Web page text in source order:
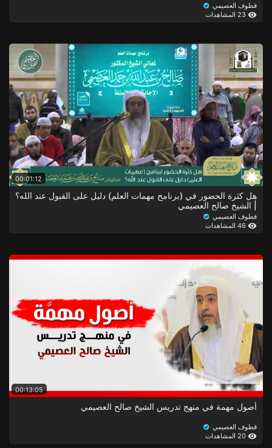
قطوف العصيمي
00:01:12
هل كثرة الحضور في (برنامح مهمات العلم) دليل على القبول عند الله؟
| الشيخ صالح العصيمي
قطوف العصيمي
00:13:05
أصول مهمة في منهج تدريس الشيخ صالح العصيمي
قطوف العصيمي